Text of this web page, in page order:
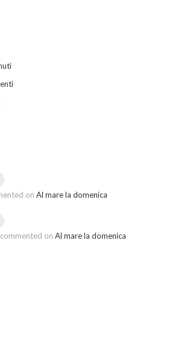
onAl mare la domenica
commented onAl mare la domenica